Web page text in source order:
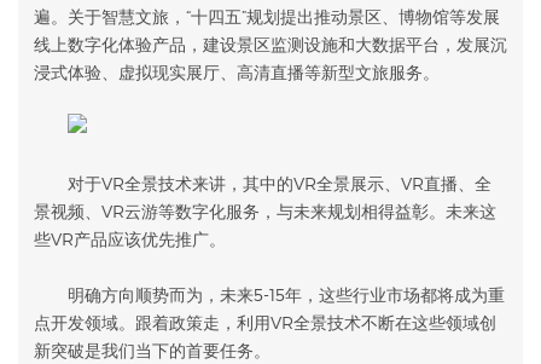
遍。关于智慧文旅，“十四五”规划提出推动景区、博物馆等发展
线上数字化体验产品，建设景区监测设施和大数据平台，发展沉
浸式体验、虚拟现实展厅、高清直播等新型文旅服务。
对于VR全景技术来讲，其中的VR全景展示、VR直播、全
景视频、VR云游等数字化服务，与未来规划相得益彰。未来这
些VR产品应该优先推广。
明确方向顺势而为，未来5-15年，这些行业市场都将成为重
点开发领域。跟着政策走，利用VR全景技术不断在这些领域创
新突破是我们当下的首要任务。